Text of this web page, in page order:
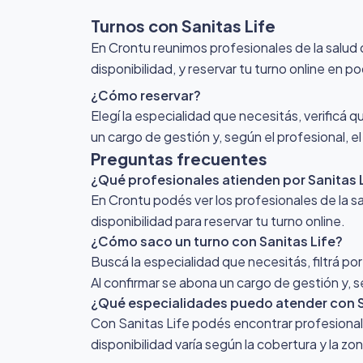
Turnos con Sanitas Life
En Crontu reunimos profesionales de la
disponibilidad, y reservar tu turno online en
¿Cómo reservar?
Elegí la especialidad que necesitás, verificá
un cargo de gestión y, según el profesional,
Preguntas frecuentes
¿Qué profesionales atienden por Sanitas
En Crontu podés ver los profesionales de la
disponibilidad para reservar tu turno online.
¿Cómo saco un turno con Sanitas Life?
Buscá la especialidad que necesitás, filtrá
Al confirmar se abona un cargo de gestión y,
¿Qué especialidades puedo atender con
Con Sanitas Life podés encontrar
disponibilidad varía según la cobertura y la